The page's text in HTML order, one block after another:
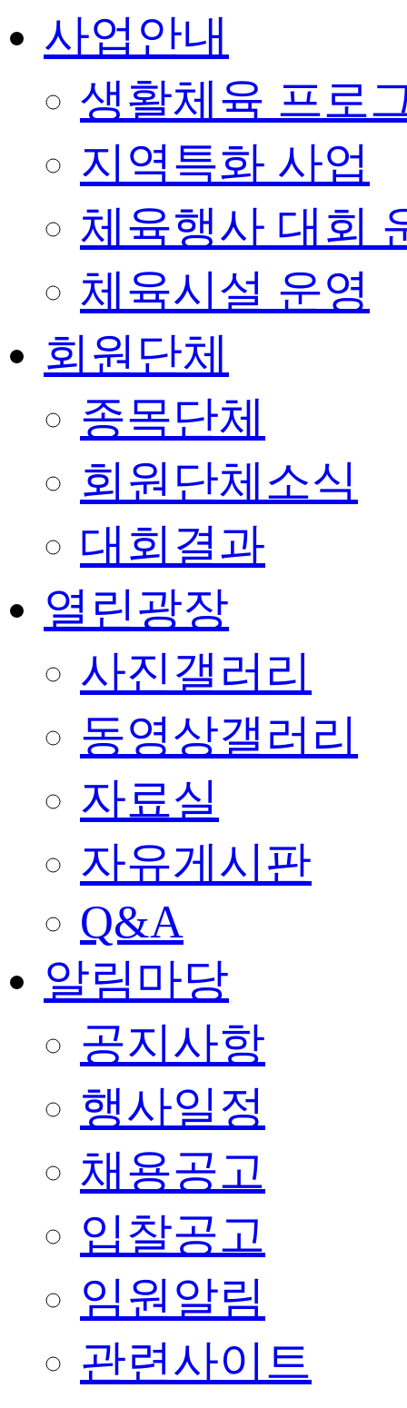
사업안내
생활체육 프로
지역특화 사업
체육행사 대회
체육시설 운영
회원단체
종목단체
회원단체소식
대회결과
열린광장
사진갤러리
동영상갤러리
자료실
자유게시판
Q&A
알림마당
공지사항
행사일정
채용공고
입찰공고
임원알림
관련사이트